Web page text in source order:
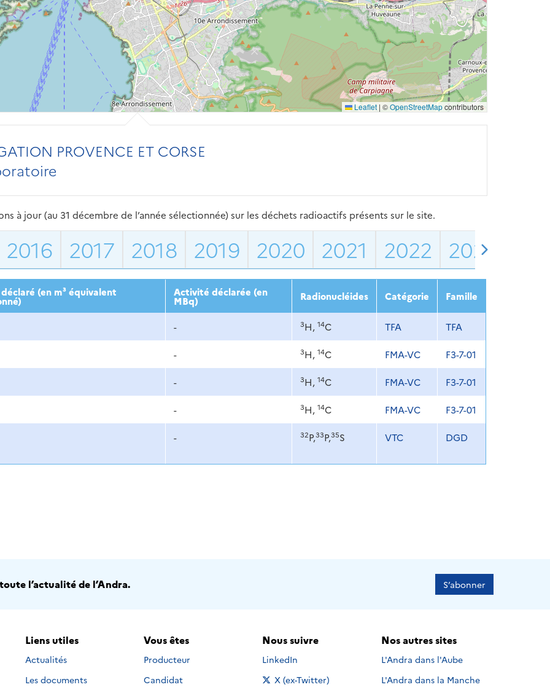
Leaflet | ©OpenStreetMapcontributors
PROVENCE ET CORSE
à jour (au 31 décembre de l’année sélectionnée) sur les déchets radioactifs présents sur le site.
2016 2017 2018 2019 2020 2021 2022 2023
(en m³ équivalent Activité déclarée (en
MBq) Radionucléides Catégorie Famille
- 3H, 14C TFA TFA
- 3H, 14C FMA-VC F3-7-01
- 3H, 14C FMA-VC F3-7-01
- 3H, 14C FMA-VC F3-7-01
- 32P,33P,35S VTC DGD
l’actualité de l’Andra. S’abonner
Liens utiles
Actualités
Les documents
Vous êtes
Producteur
Candidat
Nous suivre
Nous suivre sur
LinkedIn
Nous suivre sur
X (ex-Twitter)
Nos autres sites
L'Andra dans l'Aube
L'Andra dans la Manche